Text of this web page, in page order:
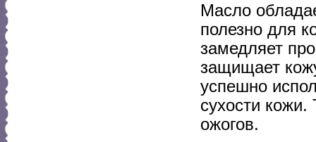
Масло
полезно для
замедляет
защищает
успешно
сухости
ожогов.